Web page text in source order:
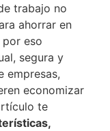
trabajo no
ahorrar en
eso
segura y
empresas,
economizar
te